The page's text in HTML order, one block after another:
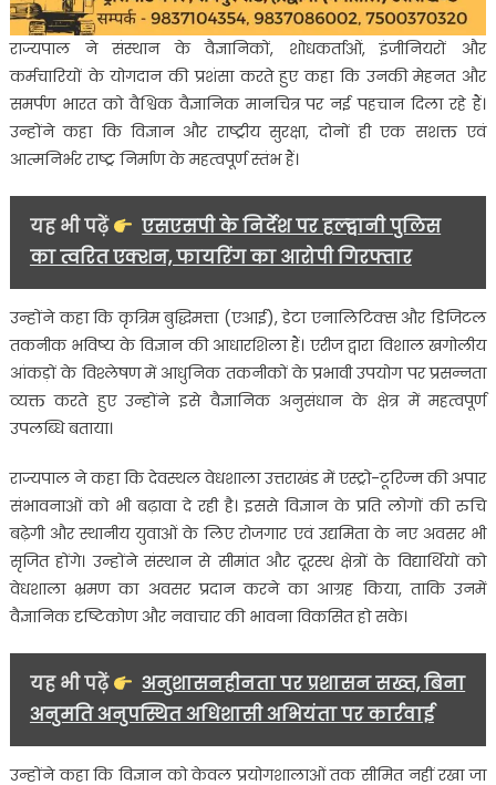
राज्यपाल ने संस्थान के वैज्ञानिकों, शोधकर्ताओं, इंजीनियरों और
कर्मचारियों के योगदान की प्रशंसा करते हुए कहा कि उनकी मेहनत और
समर्पण भारत को वैश्विक वैज्ञानिक मानचित्र पर नई पहचान दिला रहे हैं।
उन्होंने कहा कि विज्ञान और राष्ट्रीय सुरक्षा, दोनों ही एक सशक्त एवं
आत्मनिर्भर राष्ट्र निर्माण के महत्वपूर्ण स्तंभ हैं।
यह भी पढ़ें
एसएसपी के निर्देश पर हल्द्वानी पुलिस
का त्वरित एक्शन, फायरिंग का आरोपी गिरफ्तार
उन्होंने कहा कि कृत्रिम बुद्धिमत्ता (एआई), डेटा एनालिटिक्स और डिजिटल
तकनीक भविष्य के विज्ञान की आधारशिला हैं। एरीज द्वारा विशाल खगोलीय
आंकड़ों के विश्लेषण में आधुनिक तकनीकों के प्रभावी उपयोग पर प्रसन्नता
व्यक्त करते हुए उन्होंने इसे वैज्ञानिक अनुसंधान के क्षेत्र में महत्वपूर्ण
उपलब्धि बताया।
राज्यपाल ने कहा कि देवस्थल वेधशाला उत्तराखंड में एस्ट्रो-टूरिज्म की अपार
संभावनाओं को भी बढ़ावा दे रही है। इससे विज्ञान के प्रति लोगों की रुचि
बढ़ेगी और स्थानीय युवाओं के लिए रोजगार एवं उद्यमिता के नए अवसर भी
सृजित होंगे। उन्होंने संस्थान से सीमांत और दूरस्थ क्षेत्रों के विद्यार्थियों को
वेधशाला भ्रमण का अवसर प्रदान करने का आग्रह किया, ताकि उनमें
वैज्ञानिक दृष्टिकोण और नवाचार की भावना विकसित हो सके।
यह भी पढ़ें
अनुशासनहीनता पर प्रशासन सख्त, बिना
अनुमति अनुपस्थित अधिशासी अभियंता पर कार्रवाई
उन्होंने कहा कि विज्ञान को केवल प्रयोगशालाओं तक सीमित नहीं रखा जा